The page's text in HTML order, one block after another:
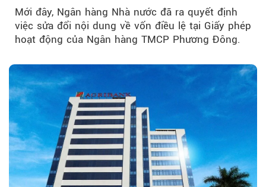
Mới đây, Ngân hàng Nhà nước đã ra quyết định
việc sửa đổi nội dung về vốn điều lệ tại Giấy phép
hoạt động của Ngân hàng TMCP Phương Đông.